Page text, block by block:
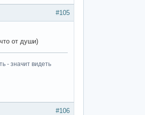
#105
от души)
- значит видеть
#106